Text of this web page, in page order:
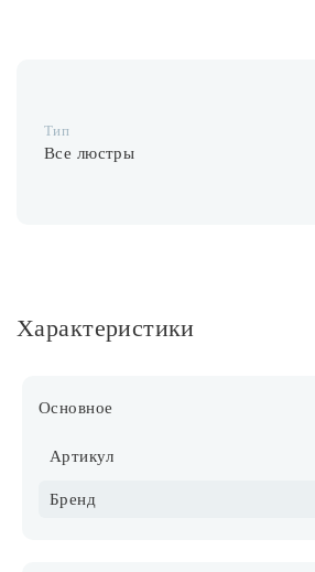
Бренды
Тип
Все люстры
Характеристики
Основное
Артикул
Бренд